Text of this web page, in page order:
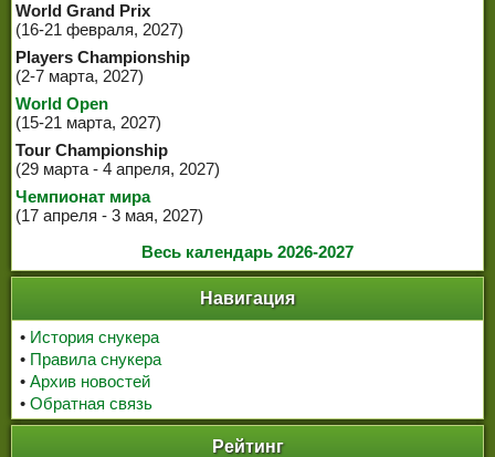
World Grand Prix
(16-21 февраля, 2027)
Players Championship
(2-7 марта, 2027)
World Open
(15-21 марта, 2027)
Tour Championship
(29 марта - 4 апреля, 2027)
Чемпионат мира
(17 апреля - 3 мая, 2027)
Весь календарь 2026-2027
Навигация
• История снукера
• Правила снукера
• Архив новостей
• Обратная связь
Рейтинг